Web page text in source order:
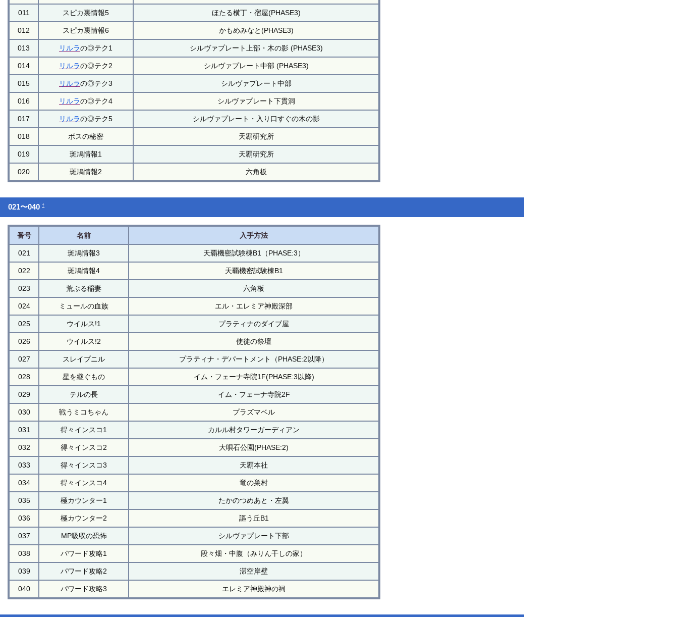
011 スピカ裏情報5 ほたる横丁・宿屋(PHASE3)
012 スピカ裏情報6 かもめみなと(PHASE3)
013 リルラの◎テク1 シルヴァプレート上部・木の影 (PHASE3)
014 リルラの◎テク2 シルヴァプレート中部 (PHASE3)
015 リルラの◎テク3 シルヴァプレート中部
016 リルラの◎テク4 シルヴァプレート下貫洞
017 リルラの◎テク5 シルヴァプレート・入り口すぐの木の影
018 ボスの秘密 天覇研究所
019 斑鳩情報1 天覇研究所
020 斑鳩情報2 六角板
021〜040†
番号 名前 入手方法
021 斑鳩情報3 天覇機密試験棟B1（PHASE:3）
022 斑鳩情報4 天覇機密試験棟B1
023 荒ぶる稲妻 六角板
024 ミュールの血族 エル・エレミア神殿深部
025 ウイルス!1 プラティナのダイブ屋
026 ウイルス!2 使徒の祭壇
027 スレイプニル プラティナ・デパートメント（PHASE:2以降）
028 星を継ぐもの イム・フェーナ寺院1F(PHASE:3以降)
029 テルの長 イム・フェーナ寺院2F
030 戦うミコちゃん プラズマベル
031 得々インスコ1 カルル村タワーガーディアン
032 得々インスコ2 大唄石公園(PHASE:2)
033 得々インスコ3 天覇本社
034 得々インスコ4 竜の巣村
035 極カウンター1 たかのつめあと・左翼
036 極カウンター2 謳う丘B1
037 MP吸収の恐怖 シルヴァプレート下部
038 パワード攻略1 段々畑・中腹（みりん干しの家）
039 パワード攻略2 滞空岸壁
040 パワード攻略3 エレミア神殿神の祠